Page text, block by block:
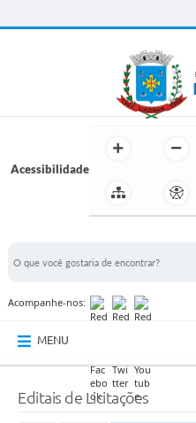
Acessibilidade
Acompanhe-nos:
MENU
Editais de Licitações